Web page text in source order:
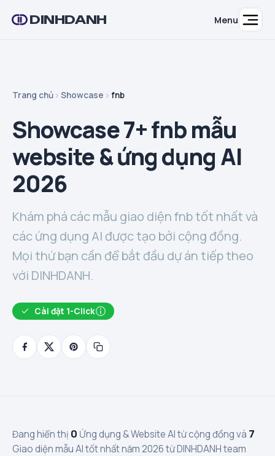
DINHDANH Menu
Trang chủ Showcase fnb
Showcase 7+ fnb mẫu
website & ứng dụng AI
2026
Khám phá các mẫu giao diện fnb tốt nhất và
các ứng dụng AI được tạo bởi cộng đồng.
Mọi thứ bạn cần để bắt đầu dự án tiếp theo
với DINHDANH.
Cài đặt 1-Click
Đang hiển thị 0 Ứng dụng & Website AI từ cộng đồng và 7
Giao diện mẫu AI tốt nhất năm 2026 từ DINHDANH team